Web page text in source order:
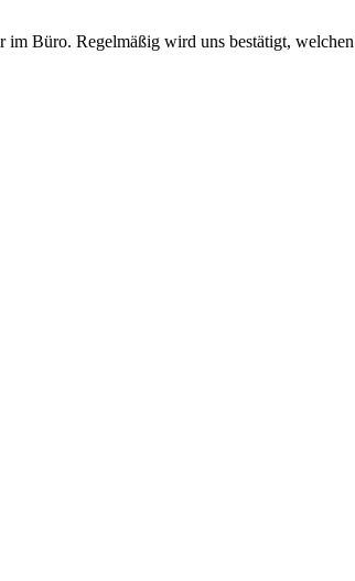
Büro. Regelmäßig wird uns bestätigt,